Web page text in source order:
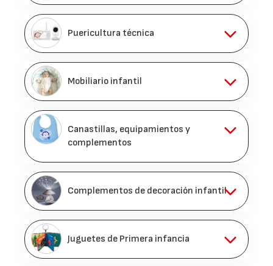
Puericultura técnica
Mobiliario infantil
Canastillas, equipamientos y
complementos
Complementos de decoración infantil
Juguetes de Primera infancia